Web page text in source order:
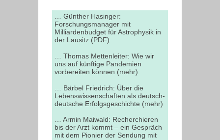
… Günther Hasinger:
Forschungsmanager mit
Milliardenbudget für Astrophysik in
der Lausitz (PDF)
… Thomas Mettenleiter: Wie wir
uns auf künftige Pandemien
vorbereiten können (mehr)
… Bärbel Friedrich: Über die
Lebenswissenschaften als deutsch-
deutsche Erfolgsgeschichte (mehr)
… Armin Maiwald: Recherchieren
bis der Arzt kommt – ein Gespräch
mit dem Pionier der Sendung mit